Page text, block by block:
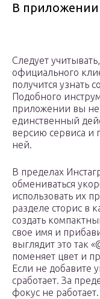
В приложении
Следует
официального
получится узнать
Подобного
приложении вы не
единственный
версию сервиса и
ней.
В пределах
обмениваться
использовать их
разделе сторис в
создать
свое имя и
выглядит это так
поменяет цвет и
Если не добавите
сработает. За
фокус не работает.